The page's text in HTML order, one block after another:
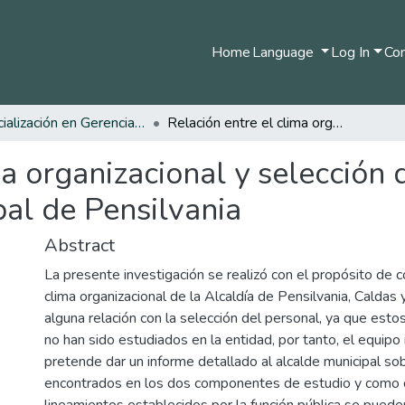
HomeLanguage Log In
Especialización en Gerencia del Talento Humano Relación entre el clima organizacional y selección del talento humano en la Alcaldía Municipal de Pensilvania
organizacional y selección
de Pensilvania
Abstract
La presente investigación se realizó con el propósito de
clima organizacional de la Alcaldía de Pensilvania,
alguna relación con la selección del personal, ya que
no han sido estudiados en la entidad, por tanto, el
pretende dar un informe detallado al alcalde municipal
encontrados en los dos componentes de estudio y